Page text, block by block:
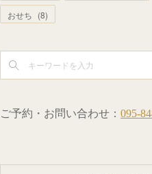
おせち (8)